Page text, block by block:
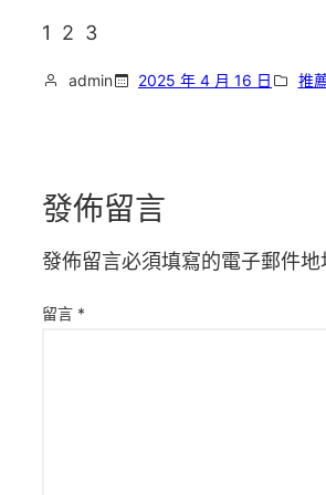
1 2 3
admin 2025 年 4 月 16 日 推
發佈留言
發佈留言必須填寫的電子郵件地
留言 *